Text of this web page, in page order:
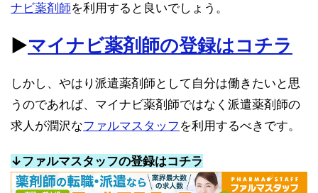
ナビ薬剤師を利用すると良いでしょう。
▶︎マイナビ薬剤師の登録はコチラ
しかし、やはり派遣薬剤師として自分は働きたいと思
うのであれば、マイナビ薬剤師ではなく派遣薬剤師の
求人が潤沢なファルマスタッフ を利用するべきです。
↓ファルマスタッフの登録はコチラ